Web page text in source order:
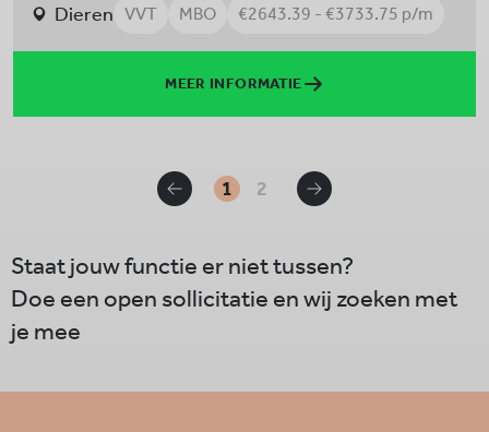
Dieren VVT MBO €2643.39 - €3733.75 p/m
MEER INFORMATIE
1 2
Staat jouw functie er niet tussen?
Doe een open sollicitatie en wij zoeken met
je mee